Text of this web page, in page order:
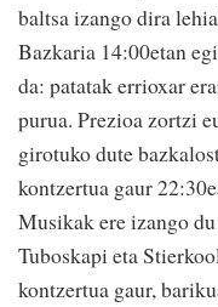
baltsa izango dira
Bazkaria 14:00etan
da: patatak errioxar
purua. Prezioa zortzi
girotuko dute
kontzertua gaur
Musikak ere izango
Tuboskapi eta
kontzertua gaur,